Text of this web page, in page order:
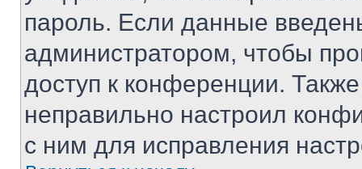
пароль. Если данные
администратором, чтобы
доступ к конференции.
неправильно настроил
с ним для исправления